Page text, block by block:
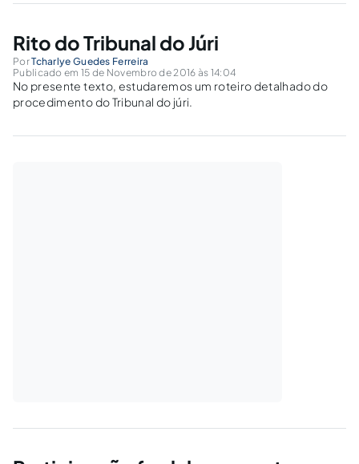
Rito do Tribunal do Júri
PorTcharlye Guedes Ferreira
Publicado em 15 de Novembro de 2016 às 14:04
No presente texto, estudaremos um roteiro detalhado do
procedimento do Tribunal do júri.